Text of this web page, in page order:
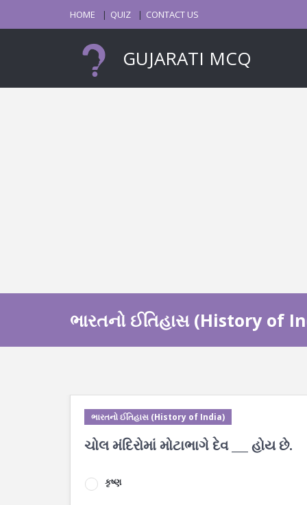
HOME QUIZ CONTACT US
GUJARATI MCQ
ભારતનો ઈતિહાસ (History of
ભારતનો ઈતિહાસ (History of India)
ચોલ મંદિરોમાં મોટાભાગે દેવ ___ હોય છે.
કૃષ્ણ